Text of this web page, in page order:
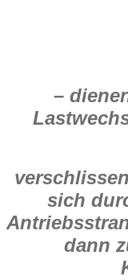
–
sich
dann